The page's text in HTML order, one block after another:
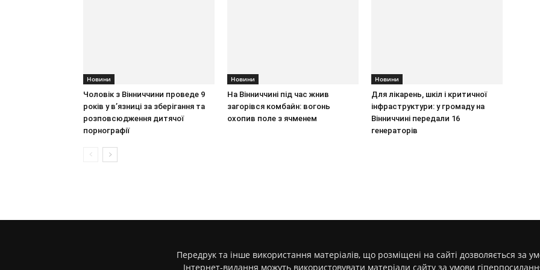
Новини
Чоловік з Вінниччини проведе 9
років у в’язниці за зберігання та
розповсюдження дитячої
порнографії
Новини
На Вінниччині під час жнив
загорівся комбайн: вогонь
охопив поле з ячменем
Новини
Для лікарень, шкіл і критичної
інфраструктури: у громаду на
Вінниччині передали 16
генераторів
Передрук та інше використання матеріалів, що розміщені на сайті дозволяється за
Інтернет-видання можуть використовувати матеріали сайту за умови